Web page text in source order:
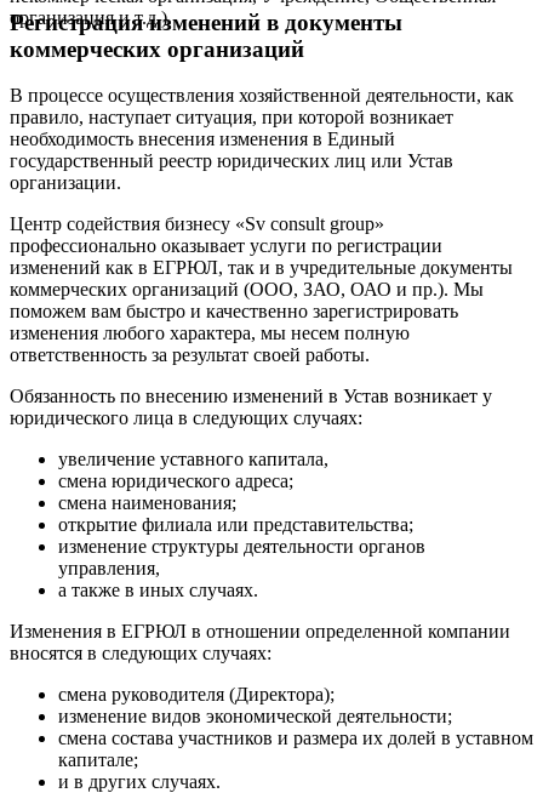
организация и т.д.).
Регистрация изменений в документы
коммерческих организаций
В процессе осуществления хозяйственной деятельности, как
правило, наступает ситуация, при которой возникает
необходимость внесения изменения в Единый
государственный реестр юридических лиц или Устав
организации.
Центр содействия бизнесу «Sv consult group»
профессионально оказывает услуги по регистрации
изменений как в ЕГРЮЛ, так и в учредительные документы
коммерческих организаций (ООО, ЗАО, ОАО и пр.). Мы
поможем вам быстро и качественно зарегистрировать
изменения любого характера, мы несем полную
ответственность за результат своей работы.
Обязанность по внесению изменений в Устав возникает у
юридического лица в следующих случаях:
увеличение уставного капитала,
смена юридического адреса;
смена наименования;
открытие филиала или представительства;
изменение структуры деятельности органов
управления,
а также в иных случаях.
Изменения в ЕГРЮЛ в отношении определенной компании
вносятся в следующих случаях:
смена руководителя (Директора);
изменение видов экономической деятельности;
смена состава участников и размера их долей в уставном
капитале;
и в других случаях.